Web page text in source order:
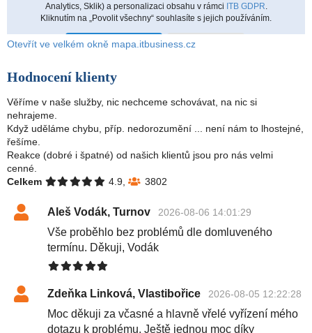
Otevřít ve velkém okně mapa.itbusiness.cz
Hodnocení klienty
Věříme v naše služby, nic nechceme schovávat, na nic si
nehrajeme.
Když uděláme chybu, příp. nedorozumění ... není nám to lhostejné,
řešíme.
Reakce (dobré i špatné) od našich klientů jsou pro nás velmi
cenné.
Celkem
4.9, 3802
Aleš Vodák, Turnov 2026-08-06 14:01:29
Vše proběhlo bez problémů dle domluveného
termínu. Děkuji, Vodák
Zdeňka Linková, Vlastibořice 2026-08-05 12:22:28
Moc děkuji za včasné a hlavně vřelé vyřízení mého
dotazu k problému. Ještě jednou moc díky